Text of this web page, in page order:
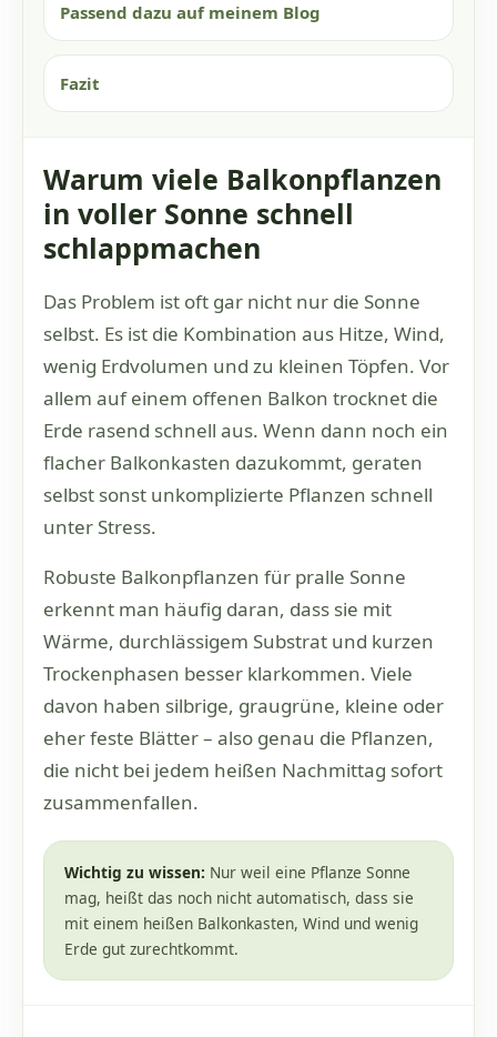
Passend dazu auf meinem Blog
Fazit
Warum viele Balkonpflanzen
in voller Sonne schnell
schlappmachen
Das Problem ist oft gar nicht nur die Sonne
selbst. Es ist die Kombination aus Hitze, Wind,
wenig Erdvolumen und zu kleinen Töpfen. Vor
allem auf einem offenen Balkon trocknet die
Erde rasend schnell aus. Wenn dann noch ein
flacher Balkonkasten dazukommt, geraten
selbst sonst unkomplizierte Pflanzen schnell
unter Stress.
Robuste Balkonpflanzen für pralle Sonne
erkennt man häufig daran, dass sie mit
Wärme, durchlässigem Substrat und kurzen
Trockenphasen besser klarkommen. Viele
davon haben silbrige, graugrüne, kleine oder
eher feste Blätter – also genau die Pflanzen,
die nicht bei jedem heißen Nachmittag sofort
zusammenfallen.
Wichtig zu wissen: Nur weil eine Pflanze Sonne
mag, heißt das noch nicht automatisch, dass sie
mit einem heißen Balkonkasten, Wind und wenig
Erde gut zurechtkommt.